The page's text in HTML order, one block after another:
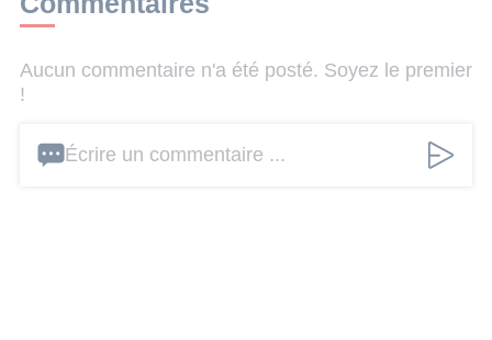
Aucun commentaire n'a été posté. Soyez le premier
!
Écrire un commentaire ...